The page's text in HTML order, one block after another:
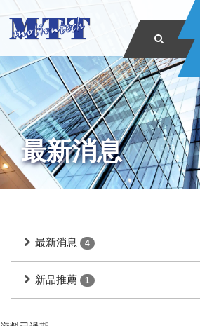
最新消息
最新消息 4
新品推薦 1